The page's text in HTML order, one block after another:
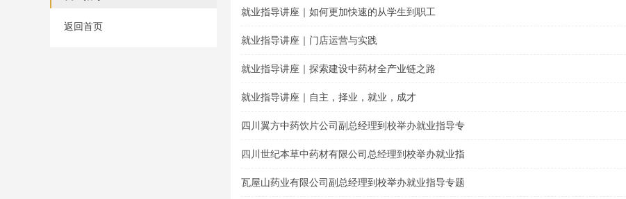
返回首页
就业指导讲座｜如何更加快速的从学生到职工
就业指导讲座｜门店运营与实践
就业指导讲座｜探索建设中药材全产业链之路
就业指导讲座｜自主，择业，就业，成才
四川翼方中药饮片公司副总经理到校举办就业指导专
题讲座
四川世纪本草中药材有限公司总经理到校举办就业指
导专题讲座
瓦屋山药业有限公司副总经理到校举办就业指导专题